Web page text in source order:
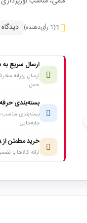
1(1 رأی‌دهنده)
ارسال سریع
ارسال روزانه
حمل
بسته‌بندی
بسته‌بندی مناسب
جابه‌جایی
خرید مطمئن از ECA
ارائه کالاها با